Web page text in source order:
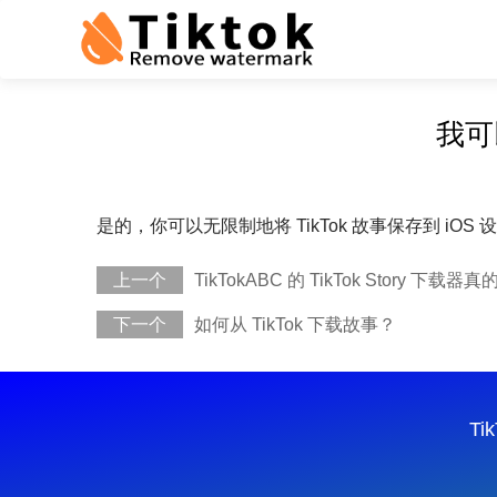
我
是的，你可以无限制地将 TikTok 故事保存到 iOS
上一个 TikTokABC 的 TikTok Story 下载器真
下一个 如何从 TikTok 下载故事？